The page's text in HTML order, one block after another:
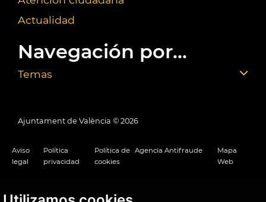
Actualidad
Navegación por...
Temas
Ajuntament de València © 2026
Aviso
legal
Política
privacidad
Política de
cookies
Agencia Antifraude
Mapa
Web